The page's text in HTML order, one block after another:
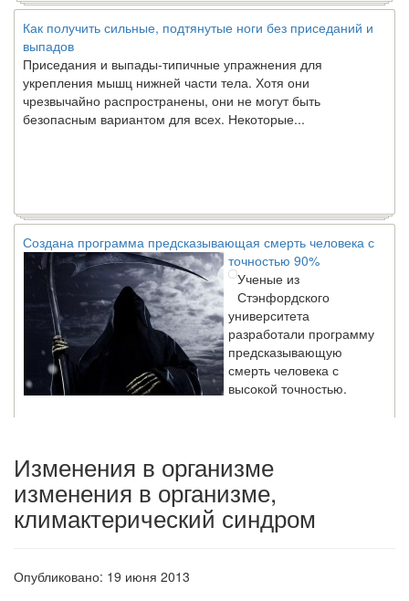
выпадов
Приседания и выпады-типичные упражнения для
укрепления мышц нижней части тела. Хотя они
чрезвычайно распространены, они не могут быть
безопасным вариантом для всех. Некоторые...
точностью 90%
Ученые из
Стэнфордского
университета
разработали программу
предсказывающую
смерть человека с
высокой точностью.
россиян в два раза
Вероника Скворцова
опровергла
сообщение о падении
Изменения в организме
изменения в организме,
климактерический синдром
Опубликовано: 19 июня 2013